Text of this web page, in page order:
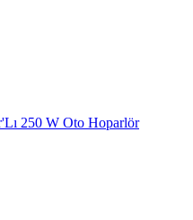
250 W Oto Hoparlör